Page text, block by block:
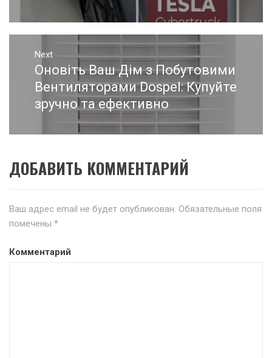
Next
Next
post:
Оновіть Ваш Дім з Побутовими
Вентиляторами Dospel: Купуйте
зручно та ефективно
ДОБАВИТЬ КОММЕНТАРИЙ
Ваш адрес email не будет опубликован. Обязательные поля
помечены *
Комментарий